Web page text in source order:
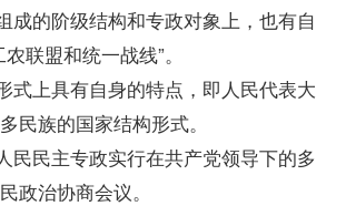
的阶级结构和专政对象上，也有自
联盟和统一战线”。
上具有自身的特点，即人民代表大
民族的国家结构形式。
民主专政实行在共产党领导下的多
政治协商会议。